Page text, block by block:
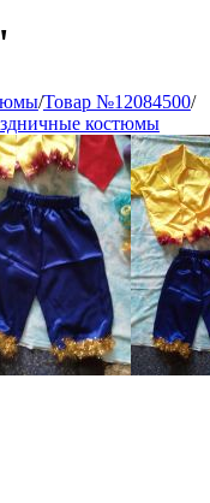
/Товар №12084500/